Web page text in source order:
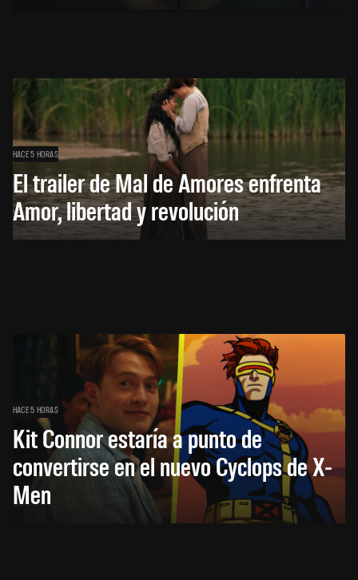
HACE 5 HORAS
El trailer de Mal de Amores enfrenta
Amor, libertad y revolución
HACE 5 HORAS
Kit Connor estaría a punto de
convertirse en el nuevo Cyclops de X-
Men